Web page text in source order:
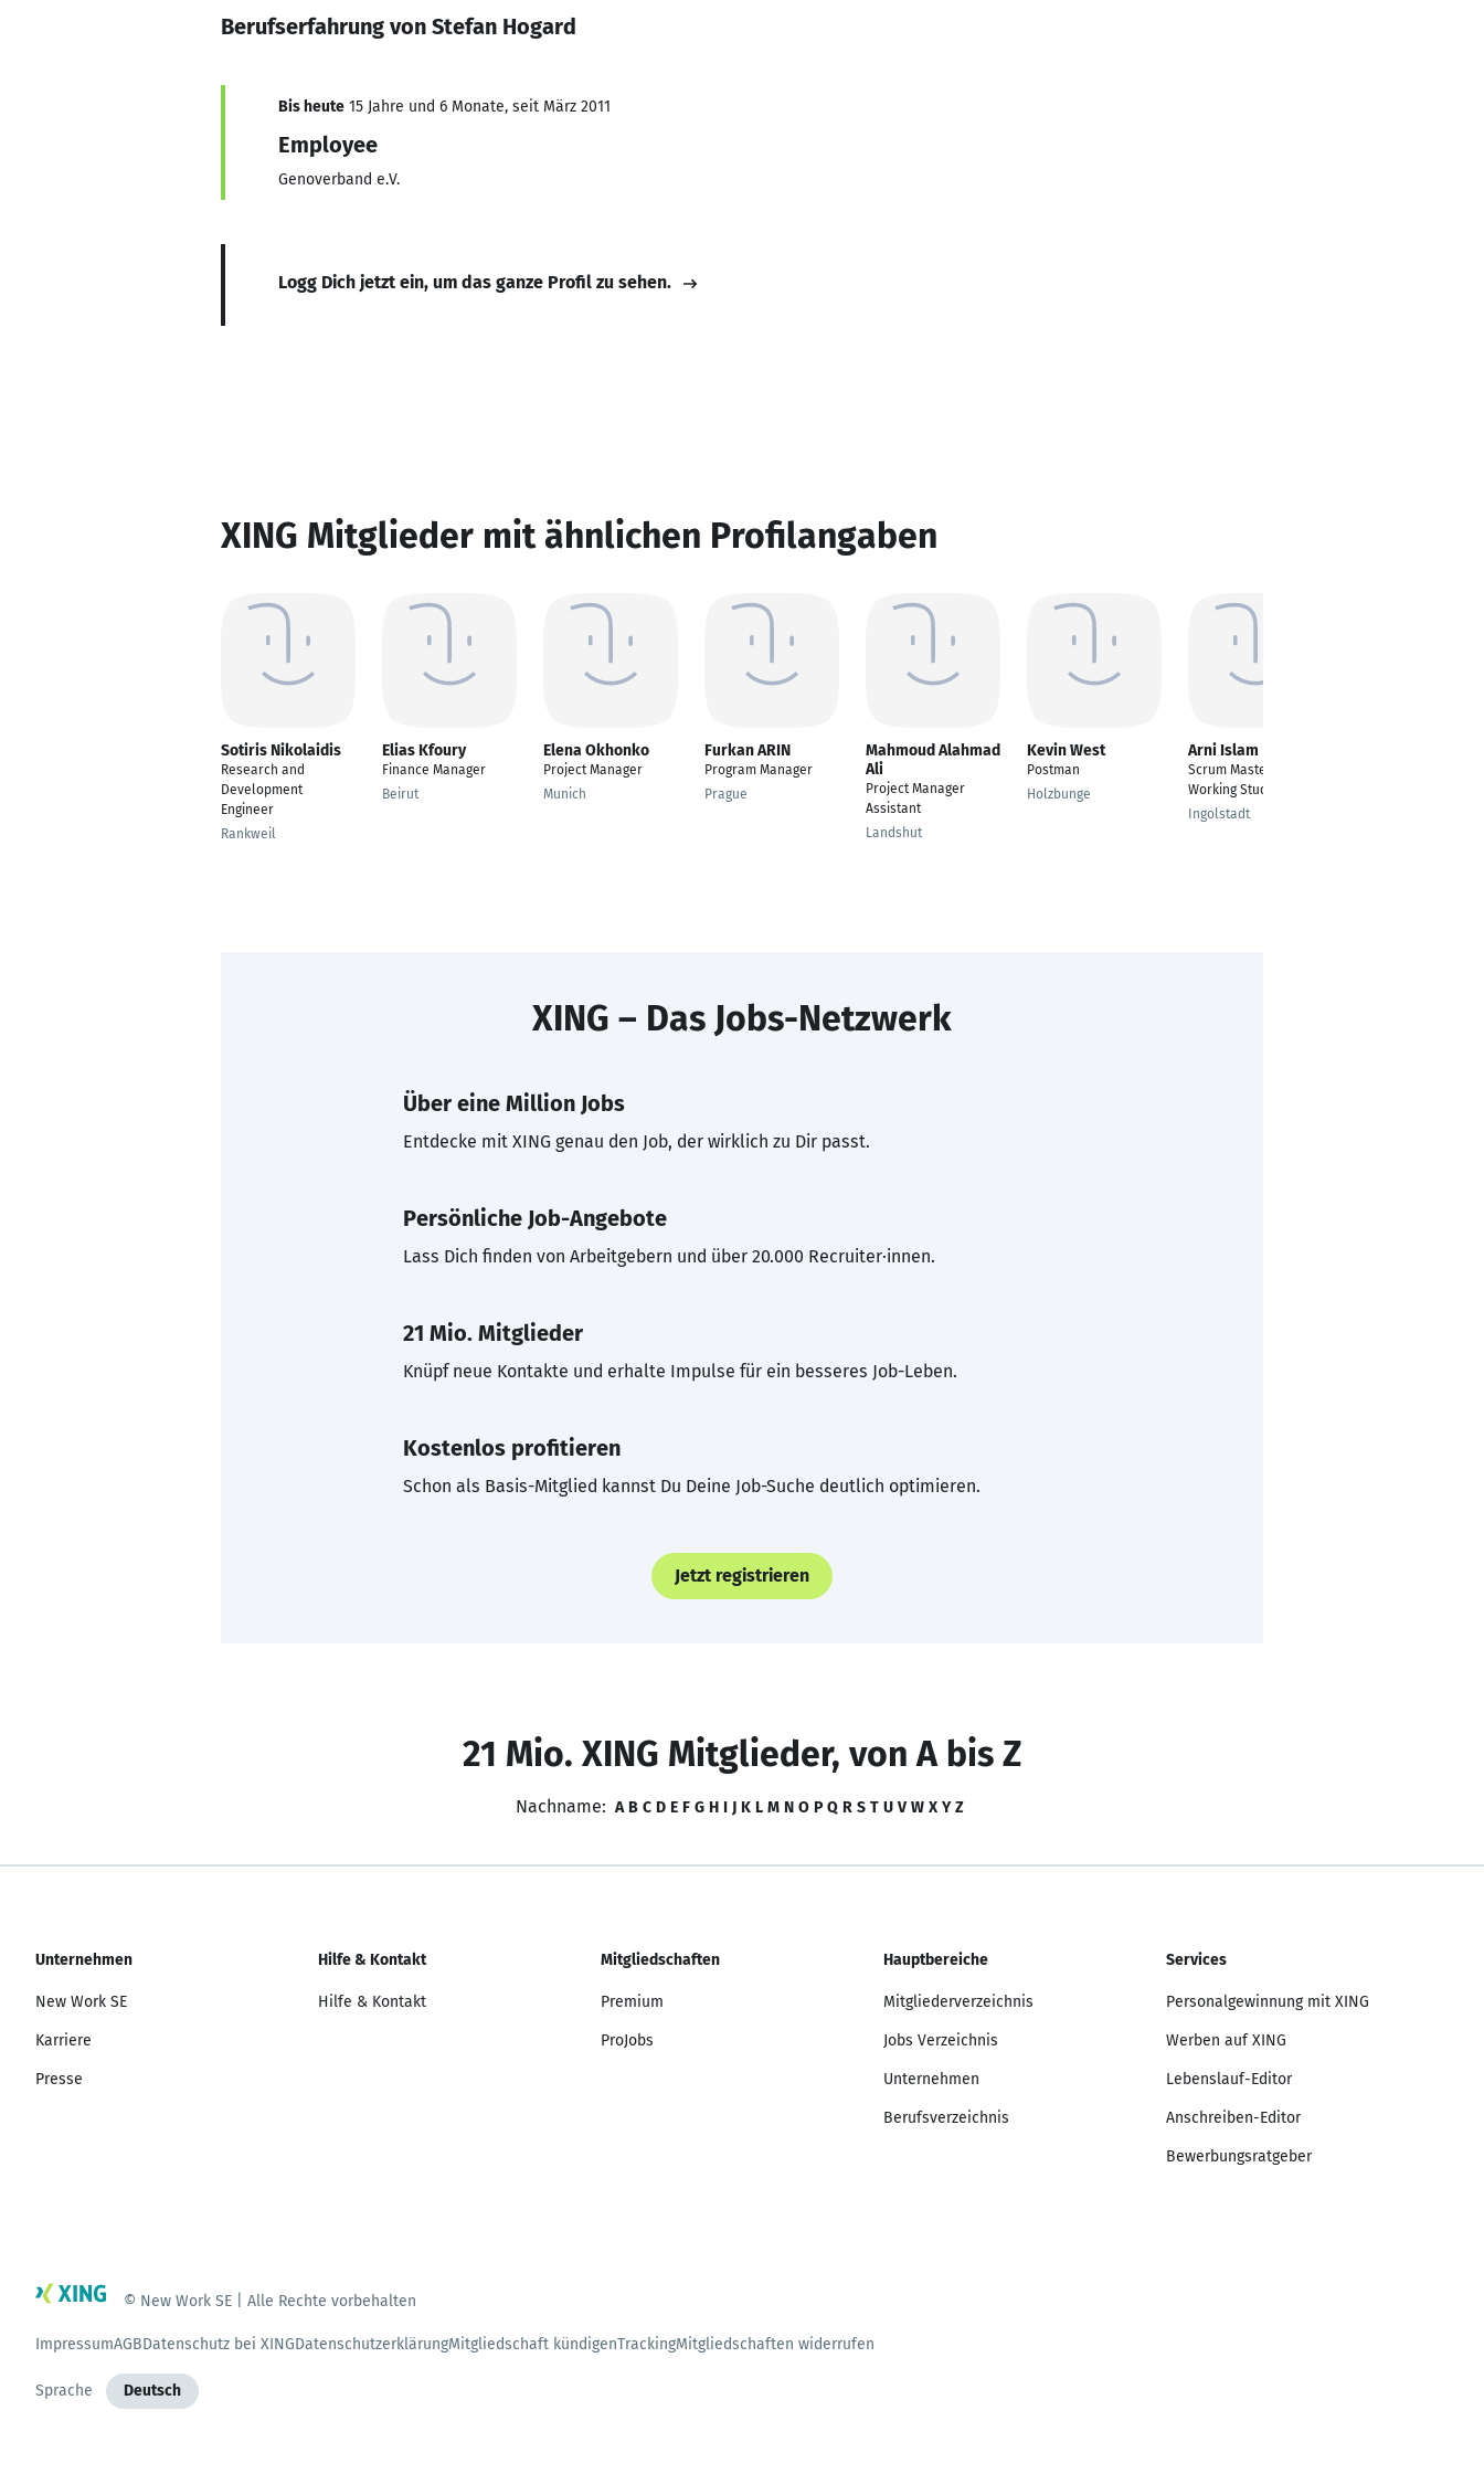
Berufserfahrung von Stefan Hogard
Bis heute 15 Jahre und 6 Monate, seit März 2011
Employee
Genoverband e.V.
Logg Dich jetzt ein, um das ganze Profil zu sehen.
XING Mitglieder mit ähnlichen Profilangaben
Sotiris Nikolaidis
Research and
Development
Engineer
Rankweil
Elias Kfoury
Finance Manager
Beirut
Elena Okhonko
Project Manager
Munich
Furkan ARIN
Program Manager
Prague
Mahmoud Alahmad
Ali
Project Manager
Assistant
Landshut
Kevin West
Postman
Holzbunge
Arni Islam
Scrum Master-
Working Student
Ingolstadt
XING – Das Jobs-Netzwerk
Über eine Million Jobs
Entdecke mit XING genau den Job, der wirklich zu Dir passt.
Persönliche Job-Angebote
Lass Dich finden von Arbeitgebern und über 20.000 Recruiter·innen.
21 Mio. Mitglieder
Knüpf neue Kontakte und erhalte Impulse für ein besseres Job-Leben.
Kostenlos profitieren
Schon als Basis-Mitglied kannst Du Deine Job-Suche deutlich optimieren.
Jetzt registrieren
21 Mio. XING Mitglieder, von A bis Z
Nachname: A B C D E F G H I J K L M N O P Q R S T U V W X Y Z
Unternehmen
New Work SE
Karriere
Presse
Hilfe & Kontakt
Hilfe & Kontakt
Mitgliedschaften
Premium
ProJobs
Hauptbereiche
Mitgliederverzeichnis
Jobs Verzeichnis
Unternehmen
Berufsverzeichnis
Services
Personalgewinnung mit XING
Werben auf XING
Lebenslauf-Editor
Anschreiben-Editor
Bewerbungsratgeber
© New Work SE | Alle Rechte vorbehalten
ImpressumAGBDatenschutz bei XINGDatenschutzerklärungMitgliedschaft kündigenTrackingMitgliedschaften widerrufen
Sprache Deutsch